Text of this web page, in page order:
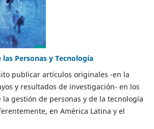
las Personas y Tecnología
publicar artículos originales -en la
y resultados de investigación- en los
la gestión de personas y de la tecnología
en América Latina y el